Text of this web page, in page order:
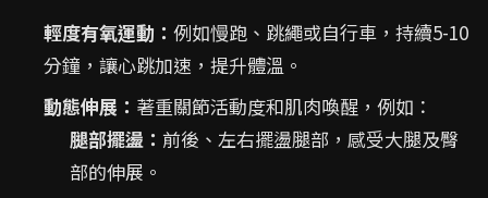
輕度有氧運動： 例如慢跑、跳繩或自行車，持續5-10
分鐘，讓心跳加速，提升體溫。
動態伸展： 著重關節活動度和肌肉喚醒，例如：
腿部擺盪： 前後、左右擺盪腿部，感受大腿及臀
部的伸展。